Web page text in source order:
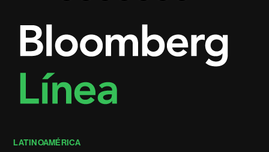
LATINOAMÉRICA